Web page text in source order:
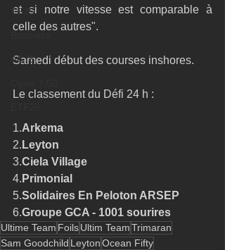
TF35
AC75
et si notre vitesse est comparable à
celle des autres".
Samedi début des courses inshores.
Le classement du Défi 24 h :
1.Arkema
2. Leyton
3.Ciela Village
4. Primonial
5.Solidaires En Peloton ARSEP
6.Groupe GCA - 1001 sourires
Ultime Team FoilsUltim TeamTrimaran
Sam Goodchild LeytonOcean Fifty